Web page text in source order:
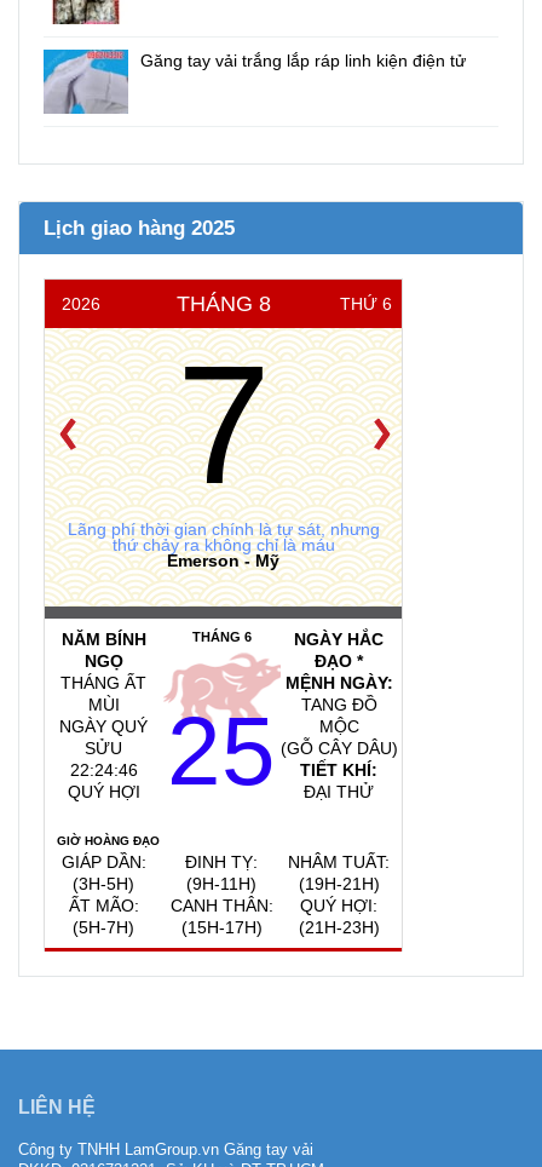
Găng tay vải trắng lắp ráp linh kiện điện tử
Lịch giao hàng 2025
2026 THÁNG 8 THỨ 6
7
Lãng phí thời gian chính là tự sát, nhưng
thứ chảy ra không chỉ là máu
Emerson - Mỹ
NĂM BÍNH
NGỌ
THÁNG ẤT
MÙI
NGÀY QUÝ
SỬU
22:24:47
QUÝ HỢI
THÁNG 6
25
NGÀY HẮC
ĐẠO *
MỆNH NGÀY:
TANG ĐỒ
MỘC
(GỖ CÂY DÂU)
TIẾT KHÍ:
ĐẠI THỬ
GIỜ HOÀNG ĐẠO
GIÁP DẦN:
(3H-5H)
ẤT MÃO:
(5H-7H)
ĐINH TỴ:
(9H-11H)
CANH THÂN:
(15H-17H)
NHÂM TUẤT:
(19H-21H)
QUÝ HỢI:
(21H-23H)
LIÊN HỆ
Công ty TNHH LamGroup.vn Găng tay vải